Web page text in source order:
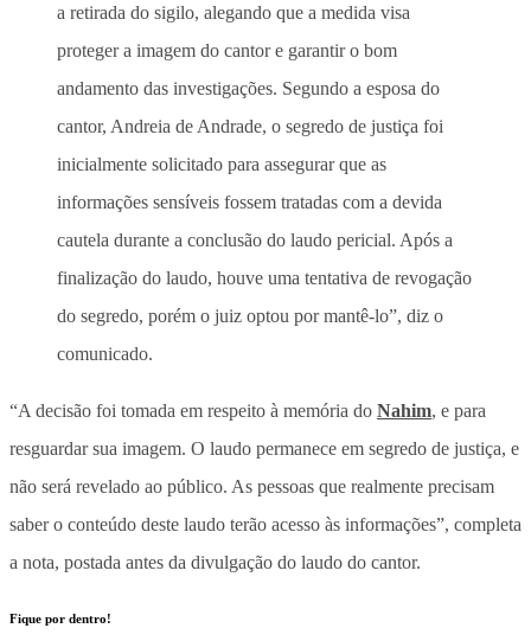
a retirada do sigilo, alegando que a medida visa
proteger a imagem do cantor e garantir o bom
andamento das investigações. Segundo a esposa do
cantor, Andreia de Andrade, o segredo de justiça foi
inicialmente solicitado para assegurar que as
informações sensíveis fossem tratadas com a devida
cautela durante a conclusão do laudo pericial. Após a
finalização do laudo, houve uma tentativa de revogação
do segredo, porém o juiz optou por mantê-lo”, diz o
comunicado.
“A decisão foi tomada em respeito à memória do Nahim, e para
resguardar sua imagem. O laudo permanece em segredo de justiça, e
não será revelado ao público. As pessoas que realmente precisam
saber o conteúdo deste laudo terão acesso às informações”, completa
a nota, postada antes da divulgação do laudo do cantor.
Fique por dentro!